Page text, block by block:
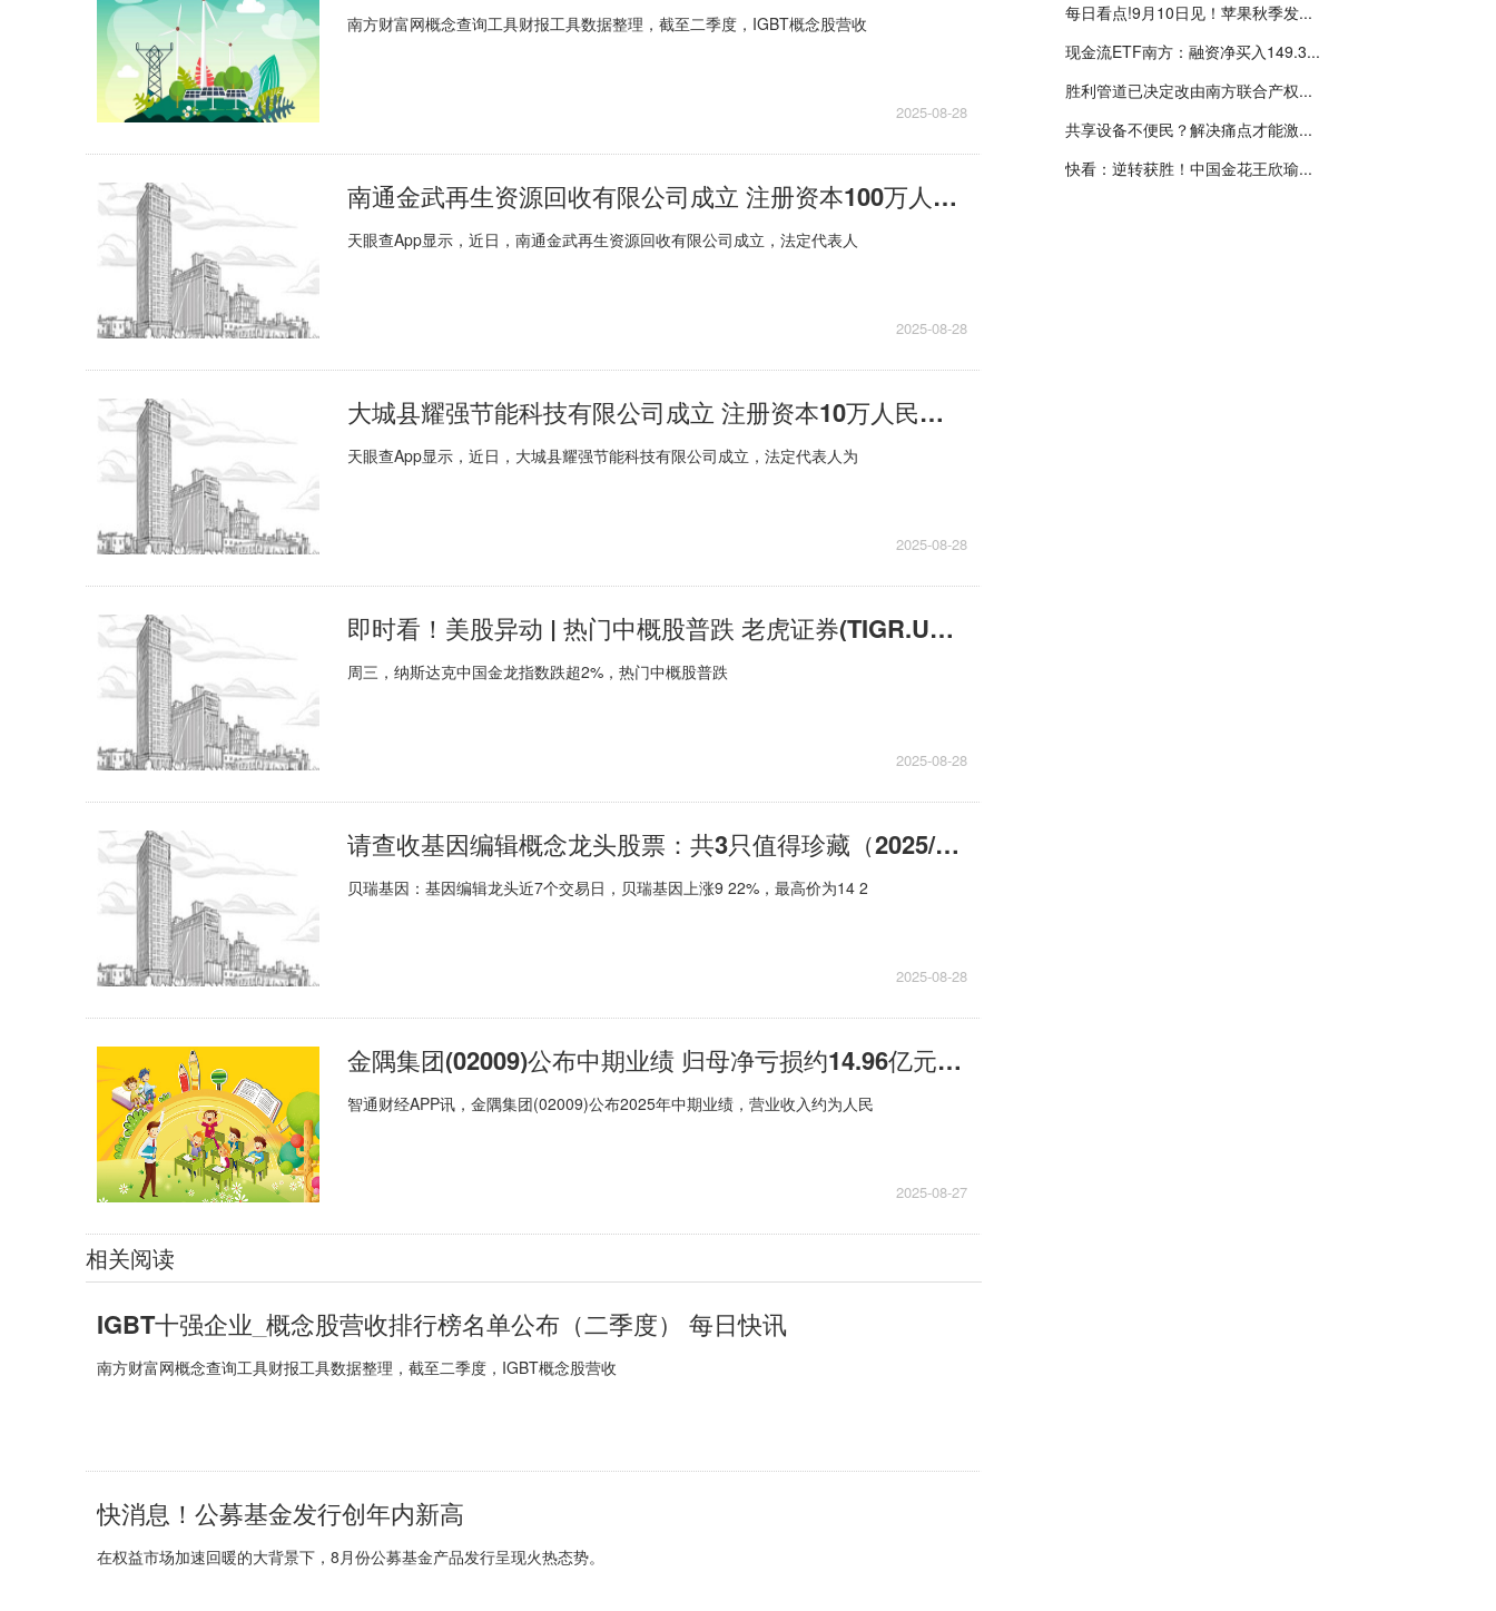
南方财富网概念查询工具财报工具数据整理，截至二季度，IGBT概念股营收
2025-08-28
南通金武再生资源回收有限公司成立 注册资本100万人民币
天眼查App显示，近日，南通金武再生资源回收有限公司成立，法定代表人
2025-08-28
大城县耀强节能科技有限公司成立 注册资本10万人民币 每日视讯
天眼查App显示，近日，大城县耀强节能科技有限公司成立，法定代表人为
2025-08-28
即时看！美股异动 | 热门中概股普跌 老虎证券(TIGR.US)跌近10%
周三，纳斯达克中国金龙指数跌超2%，热门中概股普跌
2025-08-28
请查收基因编辑概念龙头股票：共3只值得珍藏（2025/8/27）_当前聚焦
贝瑞基因：基因编辑龙头近7个交易日，贝瑞基因上涨9 22%，最高价为14 2
2025-08-28
金隅集团(02009)公布中期业绩 归母净亏损约14.96亿元 同比增长约85.4% 要闻
智通财经APP讯，金隅集团(02009)公布2025年中期业绩，营业收入约为人民
2025-08-27
相关阅读
IGBT十强企业_概念股营收排行榜名单公布（二季度） 每日快讯
南方财富网概念查询工具财报工具数据整理，截至二季度，IGBT概念股营收
快消息！公募基金发行创年内新高
在权益市场加速回暖的大背景下，8月份公募基金产品发行呈现火热态势。
每日看点!9月10日见！苹果秋季发...
现金流ETF南方：融资净买入149.3...
胜利管道已决定改由南方联合产权...
共享设备不便民？解决痛点才能激...
快看：逆转获胜！中国金花王欣瑜...